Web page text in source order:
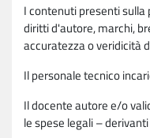
I contenuti presenti
diritti d'autore, marchi,
accuratezza o veridicità
Il personale tecnico
Il docente autore e/o
le spese legali –